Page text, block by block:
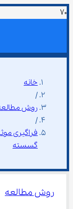
خانه
/
روش
/
فراگیری
گسسته
روش مطالعه